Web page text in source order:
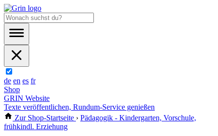
de en es fr
Shop
GRIN Website
Texte veröffentlichen, Rundum-Service genießen
Zur Shop-Startseite › Pädagogik - Kindergarten, Vorschule,
frühkindl. Erziehung